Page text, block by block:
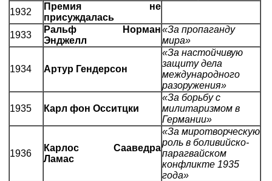
1932
Премия не
присуждалась
1933
Ральф Норман
Энджелл
«За пропаганду
мира»
1934 Артур Гендерсон
«За настойчивую
защиту дела
международного
разоружения»
1935 Карл фон Осситцки
«За борьбу с
милитаризмом в
Германии»
1936
Карлос Сааведра
Ламас
«За миротворческую
роль в боливийско-
парагвайском
конфликте 1935
года»